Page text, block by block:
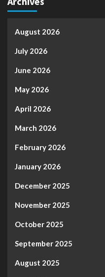
August 2026
July 2026
June 2026
May 2026
April 2026
March 2026
February 2026
January 2026
December 2025
November 2025
October 2025
September 2025
August 2025